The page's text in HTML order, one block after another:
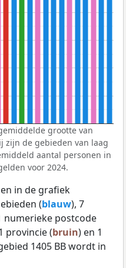
grootte van
zijn de gebieden van laag
aantal personen in
voor 2024.
in de grafiek
(blauw), 7
numerieke postcode
provincie (bruin) en 1
1405 BB wordt in